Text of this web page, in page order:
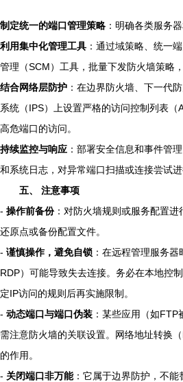
制定统一的端口管理策略 ：明确各类服务
利用集中化管理工具 ：通过域策略、统一
管理（SCM）工具，批量下发防火墙策略
结合网络层防护 ：在边界防火墙、下一代
系统（IPS）上设置严格的访问控制列表
高危端口的访问。
持续监控与响应 ：部署安全信息和事件管
和系统日志，对异常端口扫描或连接尝试进
五、 注意事项
- 操作前备份：对防火墙规则或服务配置
还原点或备份配置文件。
- 谨慎操作，避免自锁 ：在远程管理服务
RDP）可能导致失去连接。务必在本地控
定IP访问的规则后再实施限制。
- 动态端口与端口伪装 ：某些应用（如FTP
需注意防火墙的关联设置。网络地址转换
的作用。
- 关闭端口非万能：它属于边界防护，不